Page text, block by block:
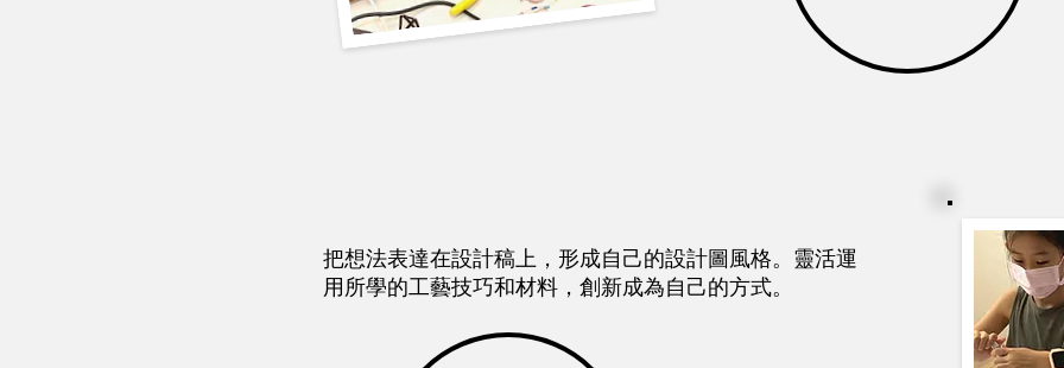
把想法表達在設計稿上，形成自己的設計圖風格。靈活運
用所學的工藝技巧和材料，創新成為自己的方式。